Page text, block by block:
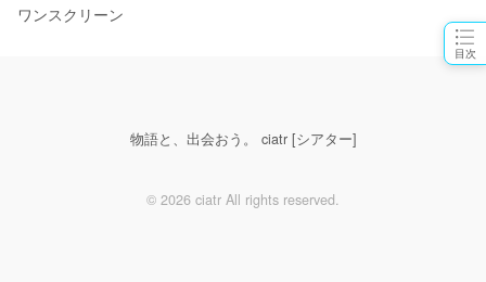
目次
ワンスクリーン
物語と、出会おう。 ciatr [シアター]
© 2026 ciatr All rights reserved.